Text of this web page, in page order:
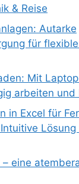
& Reise
Autarke
für
Mit
arbeiten und
in Excel für
Lösung
eine